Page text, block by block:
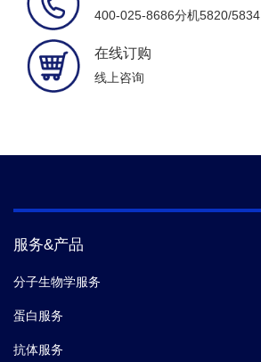
400-025-8686分机5820/5834
在线订购
线上咨询
服务&产品
分子生物学服务
蛋白服务
抗体服务